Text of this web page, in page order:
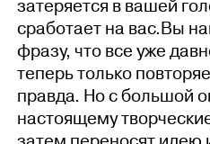
затеряется в вашей
сработает на вас.Вы
фразу, что все уже
теперь только
правда. Но с большой
настоящему